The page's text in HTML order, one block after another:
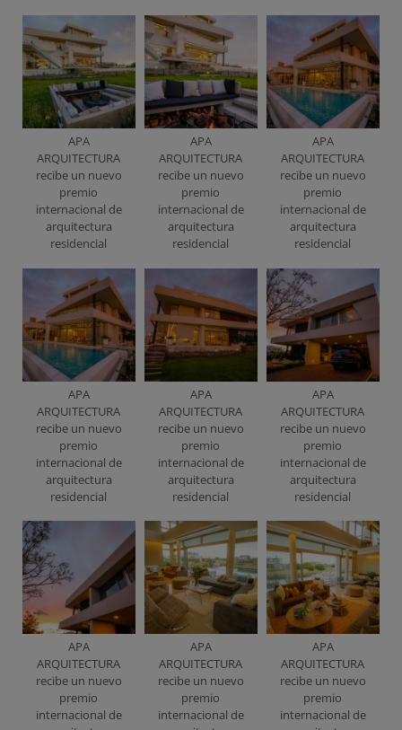
APA
ARQUITECTURA
recibe un nuevo
premio
internacional de
arquitectura
residencial
APA
ARQUITECTURA
recibe un nuevo
premio
internacional de
arquitectura
residencial
APA
ARQUITECTURA
recibe un nuevo
premio
internacional de
arquitectura
residencial
APA
ARQUITECTURA
recibe un nuevo
premio
internacional de
arquitectura
residencial
APA
ARQUITECTURA
recibe un nuevo
premio
internacional de
arquitectura
residencial
APA
ARQUITECTURA
recibe un nuevo
premio
internacional de
arquitectura
residencial
APA
ARQUITECTURA
recibe un nuevo
premio
internacional de
APA
ARQUITECTURA
recibe un nuevo
premio
internacional de
APA
ARQUITECTURA
recibe un nuevo
premio
internacional de